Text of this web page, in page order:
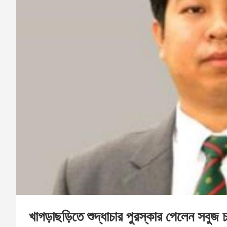
খাগড়াছড়িতে শুদ্ধাচার পুরস্কার পেলেন সবুজ